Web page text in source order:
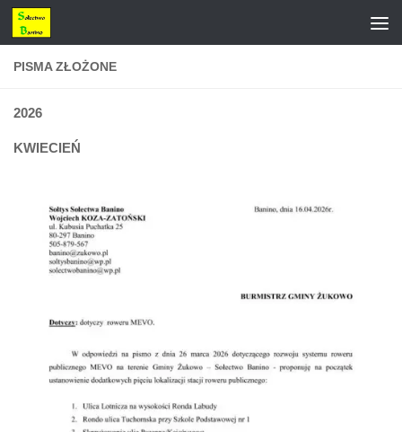
Przejdź do treści
PISMA ZŁOŻONE
2026
KWIECIEŃ